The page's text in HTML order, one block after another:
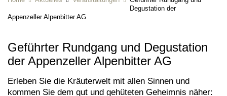
Degustation der
Appenzeller Alpenbitter AG
Geführter Rundgang und Degustation
der Appenzeller Alpenbitter AG
Erleben Sie die Kräuterwelt mit allen Sinnen und
kommen Sie dem gut und gehüteten Geheimnis näher: